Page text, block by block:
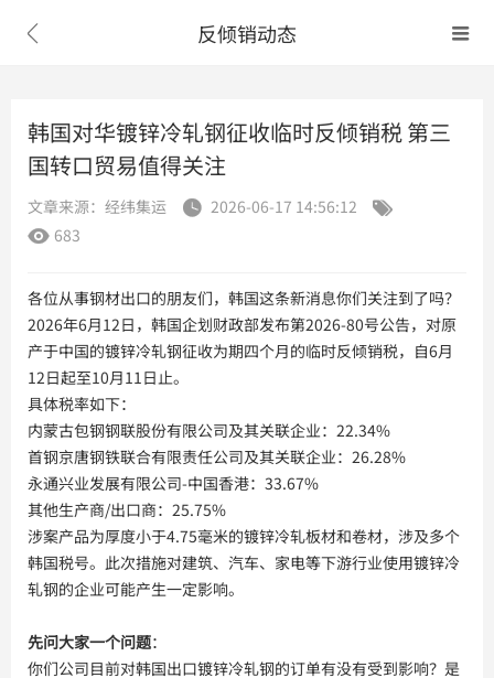
 反倾销动态 
韩国对华镀锌冷轧钢征收临时反倾销税 第三
国转口贸易值得关注
文章来源：经纬集运  2026-06-17 14:56:12

 683
各位从事钢材出口的朋友们，韩国这条新消息你们关注到了吗？
2026年6月12日，韩国企划财政部发布第2026-80号公告，对原
产于中国的镀锌冷轧钢征收为期四个月的临时反倾销税，自6月
12日起至10月11日止。
具体税率如下：
内蒙古包钢钢联股份有限公司及其关联企业：22.34%
首钢京唐钢铁联合有限责任公司及其关联企业：26.28%
永通兴业发展有限公司-中国香港：33.67%
其他生产商/出口商：25.75%
涉案产品为厚度小于4.75毫米的镀锌冷轧板材和卷材，涉及多个
韩国税号。此次措施对建筑、汽车、家电等下游行业使用镀锌冷
轧钢的企业可能产生一定影响。
先问大家一个问题：
你们公司目前对韩国出口镀锌冷轧钢的订单有没有受到影响？是